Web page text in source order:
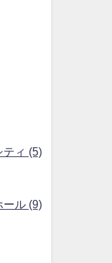
ティ (5)
ール (9)